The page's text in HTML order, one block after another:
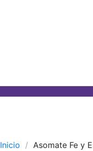
Inicio Asomate Fe y